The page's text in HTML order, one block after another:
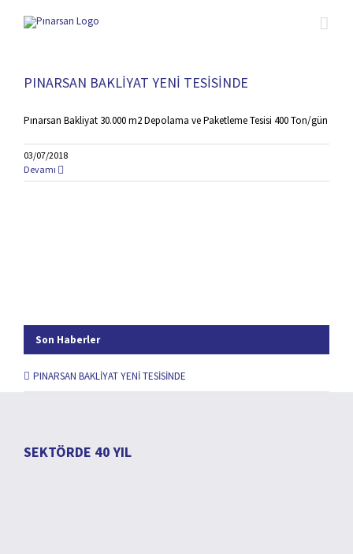
PINARSAN BAKLİYAT YENİ TESİSİNDE
Pınarsan Bakliyat 30.000 m2 Depolama ve Paketleme Tesisi 400 Ton/gün
03/07/2018
Devamı
Son Haberler
PINARSAN BAKLİYAT YENİ TESİSİNDE
SEKTÖRDE 40 YIL